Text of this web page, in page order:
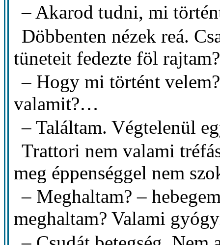
– Akarod tudni, mi
Döbbenten nézek reá.
tüneteit fedezte föl rajtam?
– Hogy mi történt
valamit?…
– Találtam. Végtelenül
Trattori nem valami
meg éppenséggel nem
– Meghaltam? –
meghaltam? Valami